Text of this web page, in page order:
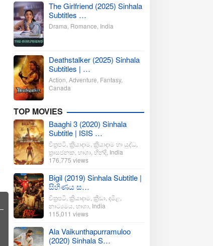
The Girlfriend (2025) Sinhala
Subtitles …
Drama Romance India
Deathstalker (2025) Sinhala
Subtitles | …
Action Adventure Fantasy,
Canada
TOP MOVIES
Baaghi 3 (2020) Sinhala
Subtitle | ISIS …
චිත්‍රපටි ක්‍රියාදාම ක්‍රියාදාම හා යුද්ධ
ත්‍රාසජනක භාශා හින්දි India
176,775 views
Bigil (2019) Sinhala Subtitle |
සිහිණය ස…
චිත්‍රපටි ක්‍රියාදාම ක්‍රීඩා දමිළ
නාට්‍යමය භාශා India
115,011 views
Ala Vaikunthapurramuloo
(2020) Sinhala S…